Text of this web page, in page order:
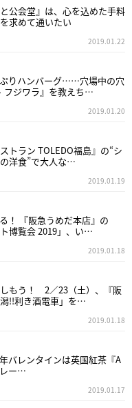
公会堂』は、心を込めた手料
求めて通いたい
2019.01.22
りハンバーグ……穴場中の穴
フジワラ』を教えち…
2019.01.20
トラン TOLEDO福島』の“シ
洋食”で大人な…
2019.01.19
！ 『阪急うめだ本店』の
博覧会 2019」、い…
2019.01.18
もう！ 2／23（土）、『阪
!!利き酒電車」を…
2019.01.18
バレンタインは英国紅茶『A
レー…
2019.01.17